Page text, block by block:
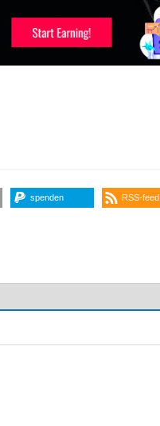
spenden RSS-feed